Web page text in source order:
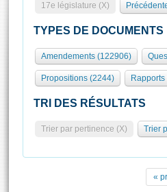
Présidence
577 députés
Groupes politiques
Séance publique
Commissions et autres
Europe et International
Pétitions
Rôle et pouvoirs de
Organisation de
Présidence Conférence des
Statistiques et chiffres clés
Documents de référence
( Constitution | Règlement de
Visiter l'Assemblée
Visite virtuelle du palais
Assister à une séance
17e législature (X)
TYPES DE DOCUMENTS
Amendements (122906)
Propositions (2244)
TRI DES RÉSULTATS
Trier par pertinence (X) Trier
«